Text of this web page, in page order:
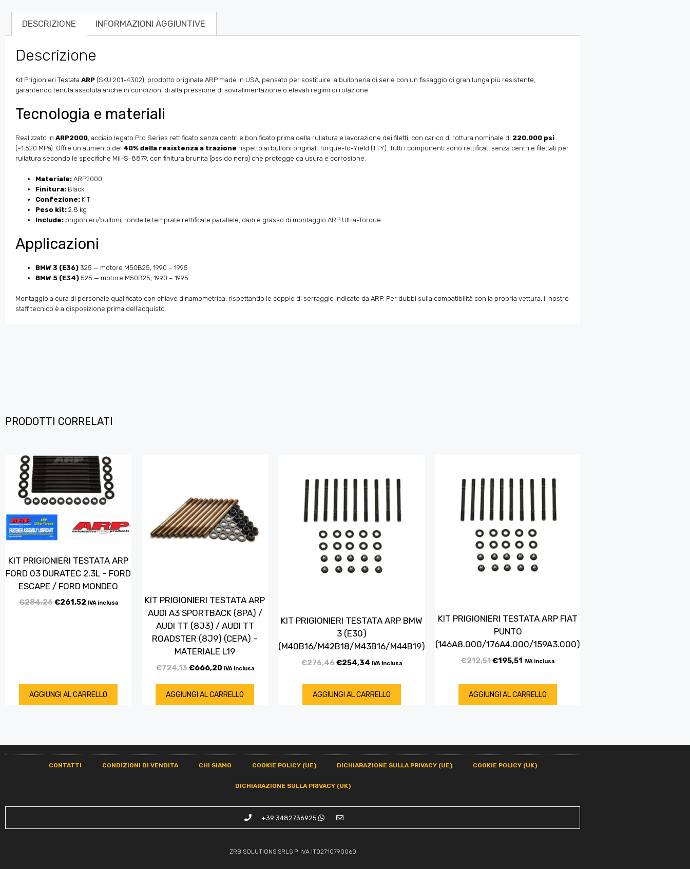
DESCRIZIONE INFORMAZIONI AGGIUNTIVE
Descrizione
Kit Prigionieri Testata ARP (SKU 201-4302), prodotto originale ARP made in USA, pensato per sostituire la bulloneria di serie con un fissaggio di gran lunga più resistente,
garantendo tenuta assoluta anche in condizioni di alta pressione di sovralimentazione o elevati regimi di rotazione.
Tecnologia e materiali
Realizzato in ARP2000, acciaio legato Pro Series rettificato senza centri e bonificato prima della rullatura e lavorazione dei filetti, con carico di rottura nominale di 220.000 psi
(~1.520 MPa). Offre un aumento del 40% della resistenza a trazione rispetto ai bulloni originali Torque-to-Yield (TTY). Tutti i componenti sono rettificati senza centri e filettati per
rullatura secondo le specifiche Mil-S-8879, con finitura brunita (ossido nero) che protegge da usura e corrosione.
Materiale: ARP2000
Finitura: Black
Confezione: KIT
Peso kit: 2.8 kg
Include: prigionieri/bulloni, rondelle temprate rettificate parallele, dadi e grasso di montaggio ARP Ultra-Torque
Applicazioni
BMW 3 (E36) 325 — motore M50B25, 1990 – 1995
BMW 5 (E34) 525 — motore M50B25, 1990 – 1995
Montaggio a cura di personale qualificato con chiave dinamometrica, rispettando le coppie di serraggio indicate da ARP. Per dubbi sulla compatibilità con la propria vettura, il nostro
staff tecnico è a disposizione prima dell’acquisto.
PRODOTTI CORRELATI
KIT PRIGIONIERI TESTATA ARP
FORD 03 DURATEC 2.3L – FORD
ESCAPE / FORD MONDEO
€284,26€261,52 IVA inclusa
AGGIUNGI AL CARRELLO
KIT PRIGIONIERI TESTATA ARP
AUDI A3 SPORTBACK (8PA) /
AUDI TT (8J3) / AUDI TT
ROADSTER (8J9) (CEPA) –
MATERIALE L19
€724,13€666,20 IVA inclusa
AGGIUNGI AL CARRELLO
KIT PRIGIONIERI TESTATA ARP BMW
3 (E30)
(M40B16/M42B18/M43B16/M44B19)
€276,46€254,34 IVA inclusa
AGGIUNGI AL CARRELLO
KIT PRIGIONIERI TESTATA ARP FIAT
PUNTO
(146A8.000/176A4.000/159A3.000)
€212,51€195,51 IVA inclusa
AGGIUNGI AL CARRELLO
CONTATTI CONDIZIONI DI VENDITA CHI SIAMO COOKIE POLICY (UE) DICHIARAZIONE SULLA PRIVACY (UE) COOKIE POLICY (UK)
DICHIARAZIONE SULLA PRIVACY (UK)
+39 3482736925
ZRB SOLUTIONS SRLS P. IVA IT02710790060